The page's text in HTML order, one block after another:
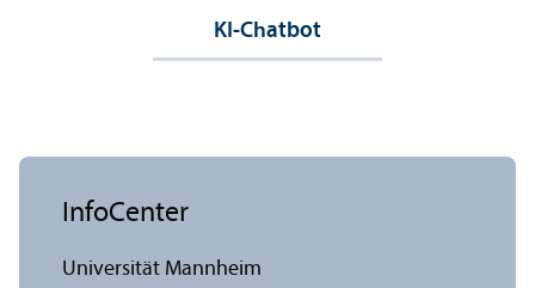
KI-Chatbot
InfoCenter
Universität Mannheim